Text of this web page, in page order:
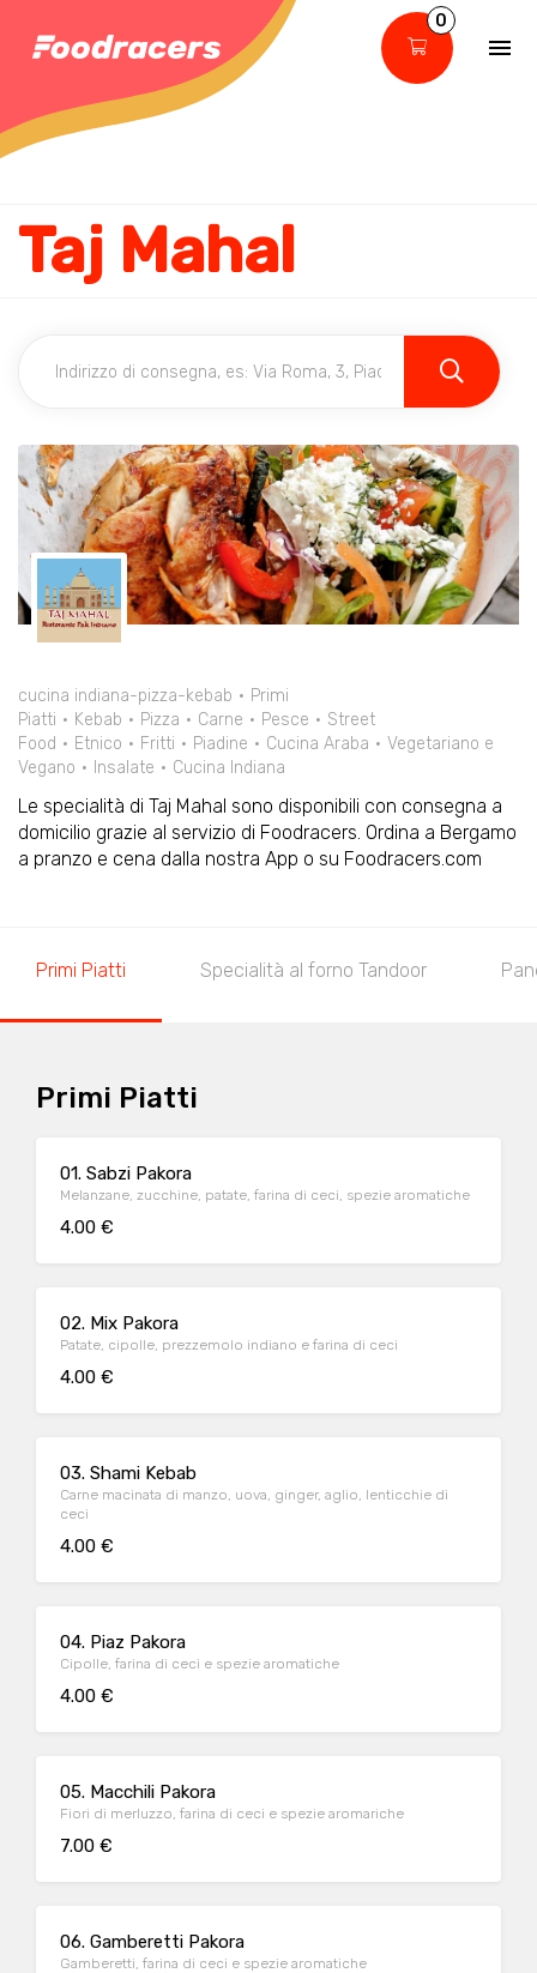
0
Taj Mahal
cucina indiana-pizza-kebab
Primi
Piatti
Kebab Pizza Carne Pesce
Street
Food
Etnico Fritti Piadine Cucina Araba
Vegetariano e
Vegano
Insalate Cucina Indiana
Le specialità di Taj Mahal sono disponibili con consegna a
domicilio grazie al servizio di Foodracers. Ordina a Bergamo
a pranzo e cena dalla nostra App o su Foodracers.com
Primi Piatti Specialità al forno Tandoor
Primi Piatti
01. Sabzi Pakora
Melanzane, zucchine, patate, farina di ceci, spezie aromatiche
4.00 €
02. Mix Pakora
Patate, cipolle, prezzemolo indiano e farina di ceci
4.00 €
03. Shami Kebab
Carne macinata di manzo, uova, ginger, aglio, lenticchie di
ceci
4.00 €
04. Piaz Pakora
Cipolle, farina di ceci e spezie aromatiche
4.00 €
05. Macchili Pakora
Fiori di merluzzo, farina di ceci e spezie aromariche
7.00 €
06. Gamberetti Pakora
Gamberetti, farina di ceci e spezie aromatiche